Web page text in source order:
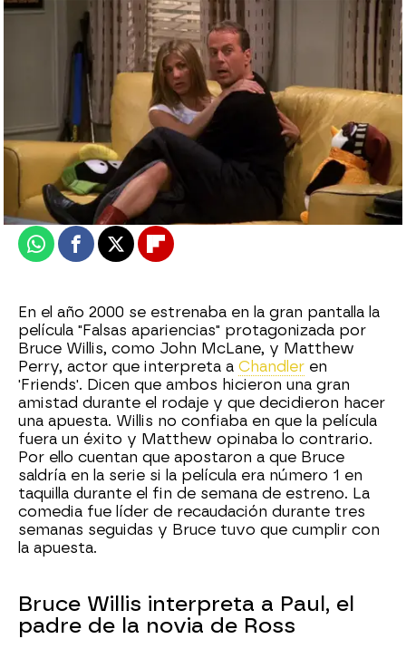
neox
Madrid
Actualizado: 07 de agosto de 2019, 14:03
Publicado:18 de enero de 2018, 20:19
WhatsappFacebook
X Flipboard
En el año 2000 se estrenaba en la gran pantalla la
película "Falsas apariencias" protagonizada por
Bruce Willis, como John McLane, y Matthew
Perry, actor que interpreta a Chandler en
'Friends'. Dicen que ambos hicieron una gran
amistad durante el rodaje y que decidieron hacer
una apuesta. Willis no confiaba en que la película
fuera un éxito y Matthew opinaba lo contrario.
Por ello cuentan que apostaron a que Bruce
saldría en la serie si la película era número 1 en
taquilla durante el fin de semana de estreno. La
comedia fue líder de recaudación durante tres
semanas seguidas y Bruce tuvo que cumplir con
la apuesta.
Bruce Willis interpreta a Paul, el
padre de la novia de Ross